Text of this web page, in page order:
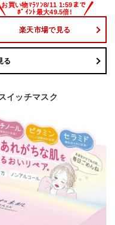
楽天市場で見る
る
イッチマスク